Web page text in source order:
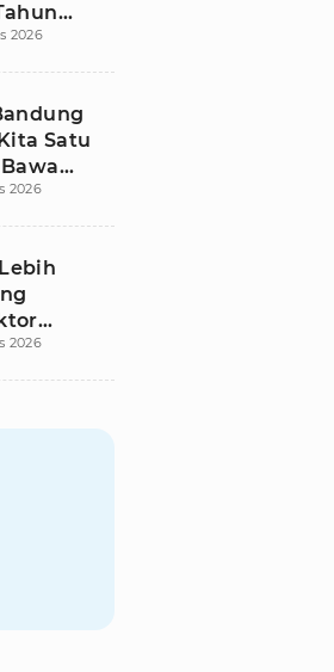
2026
Satu
2026
2026